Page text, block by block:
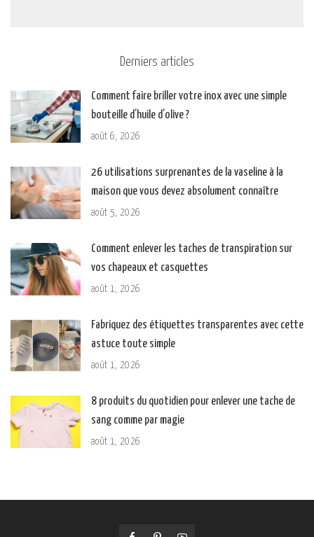
Derniers articles
Comment faire briller votre inox avec une simple
bouteille d’huile d’olive ?
août 6, 2026
26 utilisations surprenantes de la vaseline à la
maison que vous devez absolument connaître
août 5, 2026
Comment enlever les taches de transpiration sur
vos chapeaux et casquettes
août 1, 2026
Fabriquez des étiquettes transparentes avec cette
astuce toute simple
août 1, 2026
8 produits du quotidien pour enlever une tache de
sang comme par magie
août 1, 2026